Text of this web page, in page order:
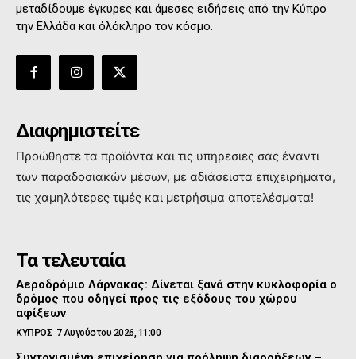
μεταδίδουμε έγκυρες και άμεσες ειδήσεις από την Κύπρο
την Ελλάδα και όλόκληρο τον κόσμο.
Διαφημιστείτε
Προώθηστε τα προϊόντα και τις υπηρεσιες σας έναντι
των παραδοσιακών μέσων, με αδιάσειστα επιχειρήματα,
τις χαμηλότερες τιμές και μετρήσιμα αποτελέσματα!
Τα τελευταία
Αεροδρόμιο Λάρνακας: Δίνεται ξανά στην κυκλοφορία ο
δρόμος που οδηγεί προς τις εξόδους του χώρου
αφίξεων
ΚΥΠΡΟΣ 7 Αυγούστου 2026, 11:00